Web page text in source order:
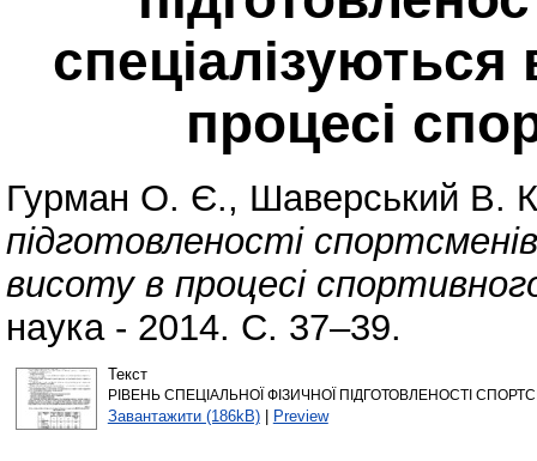
процесі
Гурман О. Є., Шаверський В.
підготовленості
висоту в процесі
наука - 2014. С. 37–39.
Текст
РІВЕНЬ СПЕЦІАЛЬНОЇ ФІЗИЧНОЇ ПІДГОТОВЛЕНОСТІ
Завантажити (186kB)| Preview